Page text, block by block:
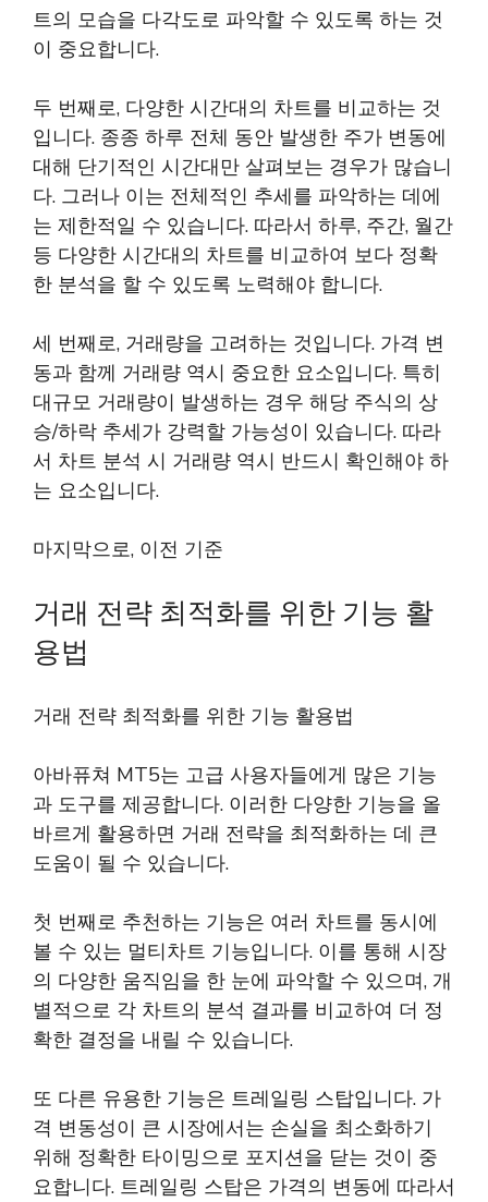
트의 모습을 다각도로 파악할 수 있도록 하는 것
이 중요합니다.
두 번째로, 다양한 시간대의 차트를 비교하는 것
입니다. 종종 하루 전체 동안 발생한 주가 변동에
대해 단기적인 시간대만 살펴보는 경우가 많습니
다. 그러나 이는 전체적인 추세를 파악하는 데에
는 제한적일 수 있습니다. 따라서 하루, 주간, 월간
등 다양한 시간대의 차트를 비교하여 보다 정확
한 분석을 할 수 있도록 노력해야 합니다.
세 번째로, 거래량을 고려하는 것입니다. 가격 변
동과 함께 거래량 역시 중요한 요소입니다. 특히
대규모 거래량이 발생하는 경우 해당 주식의 상
승/하락 추세가 강력할 가능성이 있습니다. 따라
서 차트 분석 시 거래량 역시 반드시 확인해야 하
는 요소입니다.
마지막으로, 이전 기준
거래 전략 최적화를 위한 기능 활
용법
거래 전략 최적화를 위한 기능 활용법
아바퓨쳐 MT5는 고급 사용자들에게 많은 기능
과 도구를 제공합니다. 이러한 다양한 기능을 올
바르게 활용하면 거래 전략을 최적화하는 데 큰
도움이 될 수 있습니다.
첫 번째로 추천하는 기능은 여러 차트를 동시에
볼 수 있는 멀티차트 기능입니다. 이를 통해 시장
의 다양한 움직임을 한 눈에 파악할 수 있으며, 개
별적으로 각 차트의 분석 결과를 비교하여 더 정
확한 결정을 내릴 수 있습니다.
또 다른 유용한 기능은 트레일링 스탑입니다. 가
격 변동성이 큰 시장에서는 손실을 최소화하기
위해 정확한 타이밍으로 포지션을 닫는 것이 중
요합니다. 트레일링 스탑은 가격의 변동에 따라서